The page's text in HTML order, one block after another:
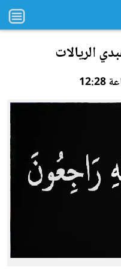
الريالات